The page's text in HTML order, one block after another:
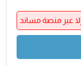
عبر منصة مساند